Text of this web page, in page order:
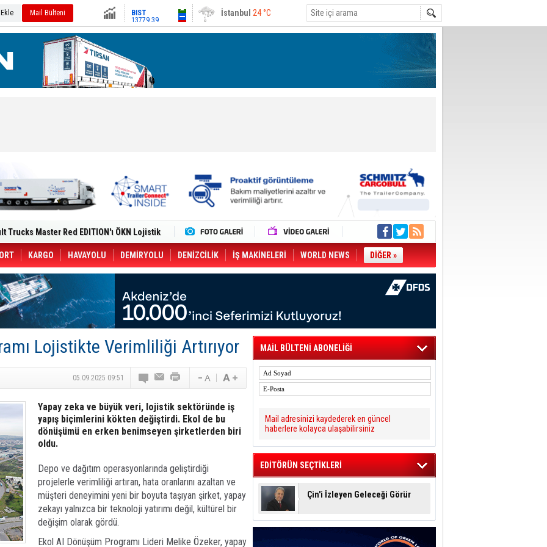
Mail Bülteni
Altın6659.71 Ankara32 °C
Yeni Tesisiyle Küresel Büyümesini
Dron Saldırısı: 3 Mürettebatın
CCO'su Oldu
49 Destinasyonda İndirimli Taşıma
Kargo Haziran 2026 Döneminde %8.5
Dergi)
Dijitalleştiriyor
in June, Up 8.5%
ile Güçlendirdi
Saadia Zahidi Getirildi. IATA Tarihinde İlk
Zahidi as Director General
KARGO HAVAYOLU DEMİRYOLU DENİZCİLİK İŞ MAKİNELERİ WORLD NEWS DİĞER »
Lojistikte Verimliliği Artırıyor
05.09.2025 09:51
Yapay zeka ve büyük veri, lojistik sektöründe iş
yapış biçimlerini kökten değiştirdi. Ekol de bu
dönüşümü en erken benimseyen şirketlerden biri
oldu.
Depo ve dağıtım operasyonlarında geliştirdiği
projelerle verimliliği artıran, hata oranlarını azaltan ve
müşteri deneyimini yeni bir boyuta taşıyan şirket, yapay
zekayı yalnızca bir teknoloji yatırımı değil, kültürel bir
değişim olarak gördü.
Ekol AI Dönüşüm Programı Lideri Melike Özeker, yapay
MAİL BÜLTENİ ABONELİĞİ
Mail adresinizi kaydederek en güncel
haberlere kolayca ulaşabilirsiniz
EDİTÖRÜN SEÇTİKLERİ
Çin'i İzleyen Geleceği Görür